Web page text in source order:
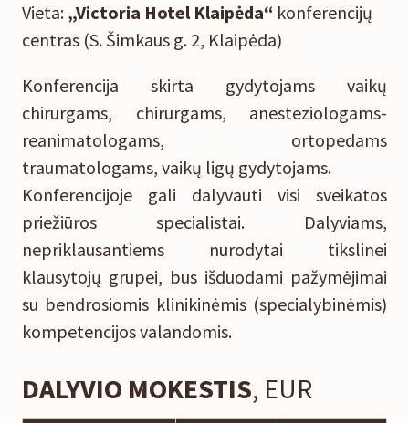
Vieta: „Victoria Hotel Klaipėda“ konferencijų
centras (S. Šimkaus g. 2, Klaipėda)
Konferencija skirta gydytojams vaikų
chirurgams, chirurgams, anesteziologams-
reanimatologams, ortopedams
traumatologams, vaikų ligų gydytojams.
Konferencijoje gali dalyvauti visi sveikatos
priežiūros specialistai. Dalyviams,
nepriklausantiems nurodytai tikslinei
klausytojų grupei, bus išduodami pažymėjimai
su bendrosiomis klinikinėmis (specialybinėmis)
kompetencijos valandomis.
DALYVIO MOKESTIS, EUR